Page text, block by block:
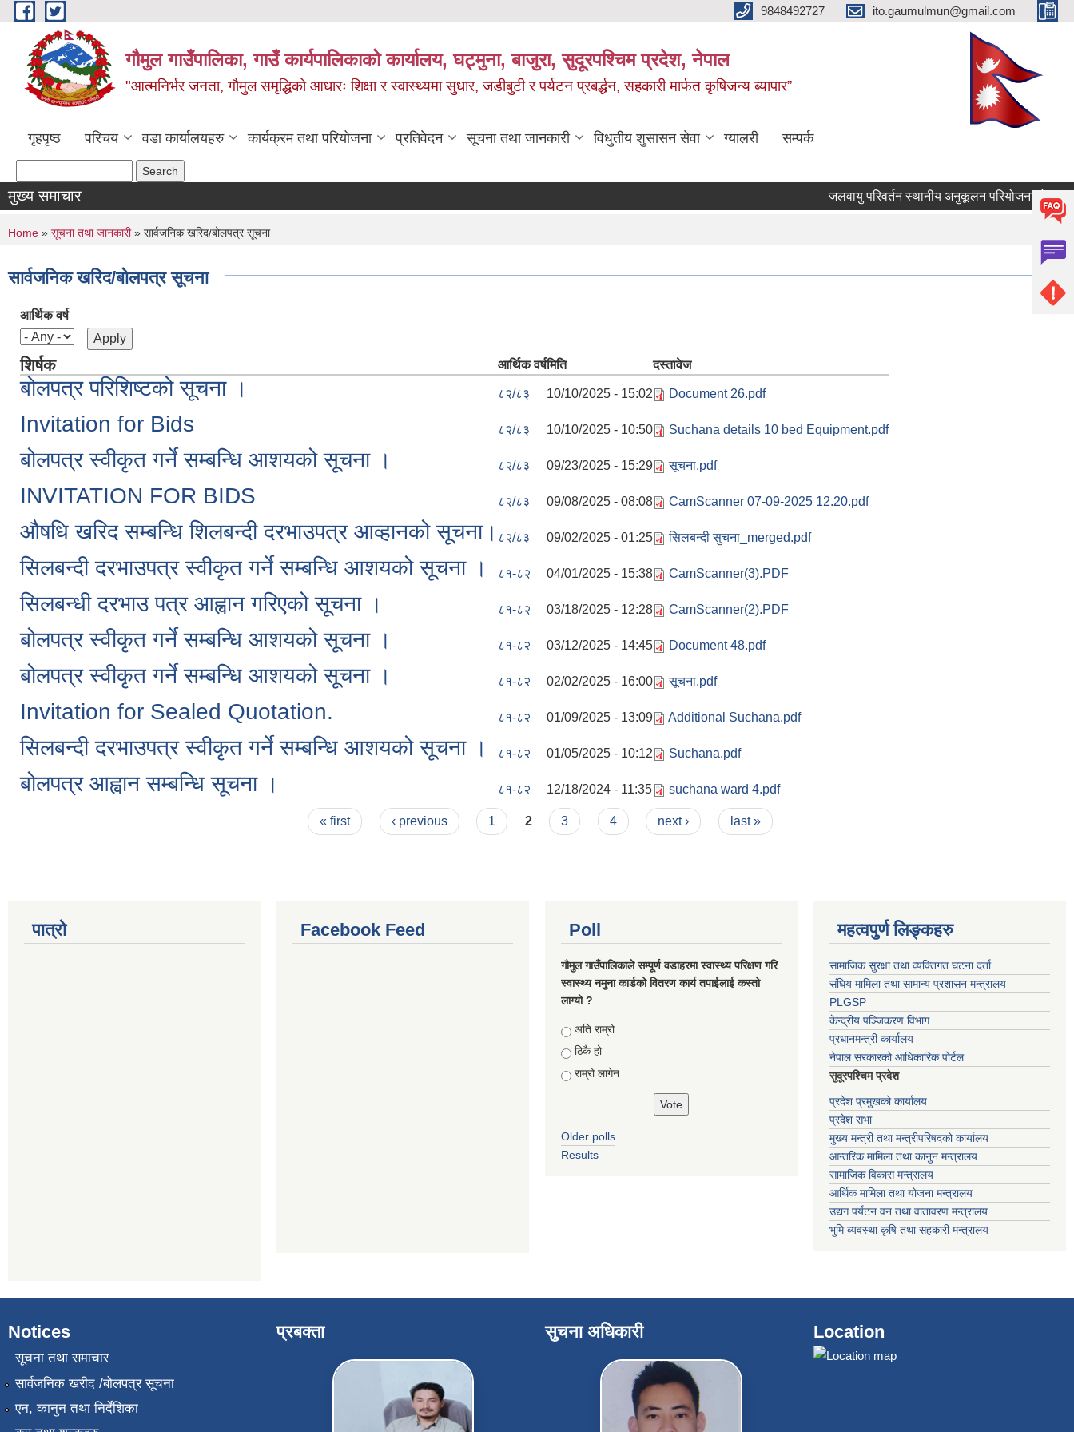
Skip to main content 9848492727 ito.gaumulmun@gmail.com
गौमुल गाउँपालिका, गाउँ कार्यपालिकाको कार्यालय, घट्मुना, बाजुरा, सुदूरपश्चिम प्रदेश, नेपाल
"आत्मनिर्भर जनता, गौमुल समृद्धिको आधारः शिक्षा र स्वास्थ्यमा सुधार, जडीबुटी र पर्यटन प्रबर्द्धन, सहकारी मार्फत कृषिजन्य ब्यापार”
गृहपृष्ठ परिचय वडा कार्यालयहरु कार्यक्रम तथा परियोजना प्रतिवेदन सूचना तथा जानकारी विधुतीय शुसासन सेवा ग्यालरी सम्पर्क
मुख्य समाचार जलवायु परिवर्तन स्थानीय अनुकूलन परियोजनाको आ.व.
You are here
Home » सूचना तथा जानकारी» सार्वजनिक खरिद/बोलपत्र सूचना
सार्वजनिक खरिद/बोलपत्र सूचना
आर्थिक वर्ष
शिर्षक आर्थिक वर्षमिति दस्तावेज
बोलपत्र परिशिष्टको सूचना । ८२/८३ 10/10/2025 - 15:02 Document 26.pdf
Invitation for Bids ८२/८३ 10/10/2025 - 10:50 Suchana details 10 bed Equipment.pdf
बोलपत्र स्वीकृत गर्ने सम्बन्धि आशयको सूचना । ८२/८३ 09/23/2025 - 15:29 सूचना.pdf
INVITATION FOR BIDS ८२/८३ 09/08/2025 - 08:08 CamScanner 07-09-2025 12.20.pdf
औषधि खरिद सम्बन्धि शिलबन्दी दरभाउपत्र आव्हानको सूचना। ८२/८३ 09/02/2025 - 01:25 सिलबन्दी सुचना_merged.pdf
सिलबन्दी दरभाउपत्र स्वीकृत गर्ने सम्बन्धि आशयको सूचना । ८१-८२ 04/01/2025 - 15:38 CamScanner(3).PDF
सिलबन्धी दरभाउ पत्र आह्वान गरिएको सूचना । ८१-८२ 03/18/2025 - 12:28 CamScanner(2).PDF
बोलपत्र स्वीकृत गर्ने सम्बन्धि आशयको सूचना । ८१-८२ 03/12/2025 - 14:45 Document 48.pdf
बोलपत्र स्वीकृत गर्ने सम्बन्धि आशयको सूचना । ८१-८२ 02/02/2025 - 16:00 सूचना.pdf
Invitation for Sealed Quotation. ८१-८२ 01/09/2025 - 13:09 Additional Suchana.pdf
सिलबन्दी दरभाउपत्र स्वीकृत गर्ने सम्बन्धि आशयको सूचना । ८१-८२ 01/05/2025 - 10:12 Suchana.pdf
बोलपत्र आह्वान सम्बन्धि सूचना । ८१-८२ 12/18/2024 - 11:35 suchana ward 4.pdf
« first ‹ previous 1 2 3 4 next › last »
पात्रो Facebook Feed Poll
गौमुल गाउँपालिकाले सम्पूर्ण वडाहरमा स्वास्थ्य परिक्षण गरि
स्वास्थ्य नमुना कार्डको वितरण कार्य तपाईलाई कस्तो
लाग्यो ?
Choices
अति राम्रो
ठिकै हो
राम्रो लागेन
Older polls
Results
महत्वपुर्ण लिङ्कहरु
सामाजिक सुरक्षा तथा व्यक्तिगत घटना दर्ता
संघिय मामिला तथा सामान्य प्रशासन मन्त्रालय
PLGSP
केन्द्रीय पञ्जिकरण विभाग
प्रधानमन्त्री कार्यालय
नेपाल सरकारको आधिकारिक पोर्टल
सुदूरपश्चिम प्रदेश
प्रदेश प्रमुखको कार्यालय
प्रदेश सभा
मुख्य मन्त्री तथा मन्त्रीपरिषदको कार्यालय
आन्तरिक मामिला तथा कानुन मन्त्रालय
सामाजिक विकास मन्त्रालय
आर्थिक मामिला तथा योजना मन्त्रालय
उद्यग पर्यटन वन तथा वातावरण मन्त्रालय
भुमि ब्यवस्था कृषि तथा सहकारी मन्त्रालय
Notices
सूचना तथा समाचार
सार्वजनिक खरीद /बोलपत्र सूचना
एन, कानुन तथा निर्देशिका
प्रबक्ता सुचना अधिकारी Location